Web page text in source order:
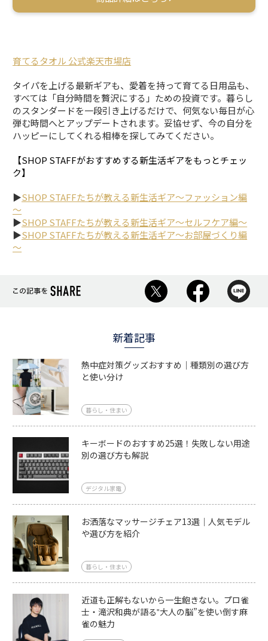
育てるタオル 公式楽天市場店
タイパを上げる最新ギアも、愛着を持って育てる日用品も、
すべては「自分時間を贅沢にする」ための投資です。暮らし
のスタンダードを一段引き上げるだけで、何気ない毎日が心
弾む時間へとアップデートされます。妥協せず、今の自分を
ハッピーにしてくれる相棒を探してみてください。
【SHOP STAFFがおすすめする新生活ギアをもっとチェッ
ク】
▶SHOP STAFFたちが教える新生活ギア～ファッション編
～
▶SHOP STAFFたちが教える新生活ギア～セルフケア編～
▶SHOP STAFFたちが教える新生活ギア～お部屋づくり編
～
新着記事
熱中症対策グッズおすすめ｜種類別の選び方
と使い分け
暮らし・住まい
キーボードのおすすめ25選！失敗しない用途
別の選び方も解説
デジタル家電
お洒落なマッサージチェア13選｜人気モデル
や選び方を紹介
暮らし・住まい
近道も正解もないから一生飽きない。プロ雀
士・滝沢和典が語る‟大人の脳”を使い倒す麻
雀の魅力